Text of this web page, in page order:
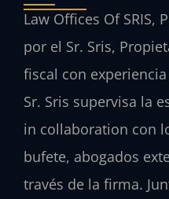
Law Offices Of SRIS,
por el Sr. Sris,
fiscal con
Sr. Sris supervisa la
in collaboration con
bufete, abogados
través de la firma.